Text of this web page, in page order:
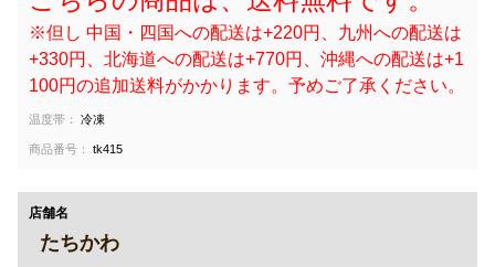
※但し 中国・四国への配送は+220円、九州への配送は
+330円、北海道への配送は+770円、沖縄への配送は+1
100円の追加送料がかかります。予めご了承ください。
温度帯： 冷凍
商品番号： tk415
店舗名
たちかわ